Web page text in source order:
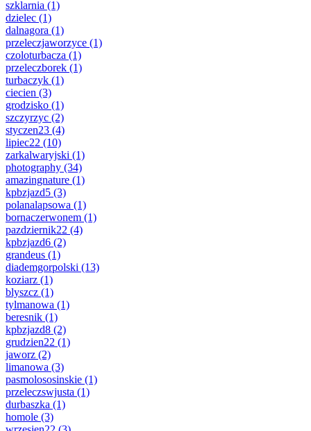
szklarnia (1)
dzielec (1)
dalnagora (1)
przeleczjaworzyce (1)
czoloturbacza (1)
przeleczborek (1)
turbaczyk (1)
ciecien (3)
grodzisko (1)
szczyrzyc (2)
styczen23 (4)
lipiec22 (10)
zarkalwaryjski (1)
photography (34)
amazingnature (1)
kpbzjazd5 (3)
polanalapsowa (1)
bornaczerwonem (1)
pazdziernik22 (4)
kpbzjazd6 (2)
grandeus (1)
diademgorpolski (13)
koziarz (1)
blyszcz (1)
tylmanowa (1)
beresnik (1)
kpbzjazd8 (2)
grudzien22 (1)
jaworz (2)
limanowa (3)
pasmolososinskie (1)
przeleczswjusta (1)
durbaszka (1)
homole (3)